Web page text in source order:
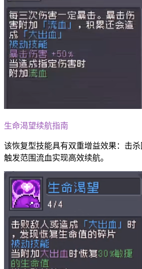
生命渴望续航指南
该恢复型技能具有双重增益效果：击
触发范围流血实现高效续航。